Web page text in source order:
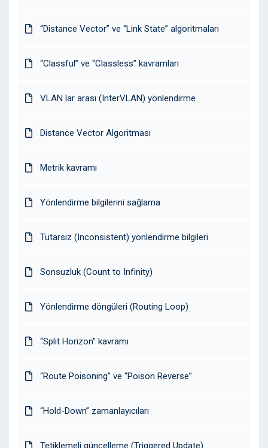
“Distance Vector” ve “Link State” algoritmaları
“Classful” ve “Classless” kavramları
VLAN lar arası (InterVLAN) yönlendirme
Distance Vector Algoritması
Metrik kavramı
Yönlendirme bilgilerini sağlama
Tutarsız (Inconsistent) yönlendirme bilgileri
Sonsuzluk (Count to Infinity)
Yönlendirme döngüleri (Routing Loop)
“Split Horizon” kavramı
“Route Poisoning” ve “Poison Reverse”
“Hold-Down” zamanlayıcıları
Tetiklemeli güncelleme (Triggered Update)